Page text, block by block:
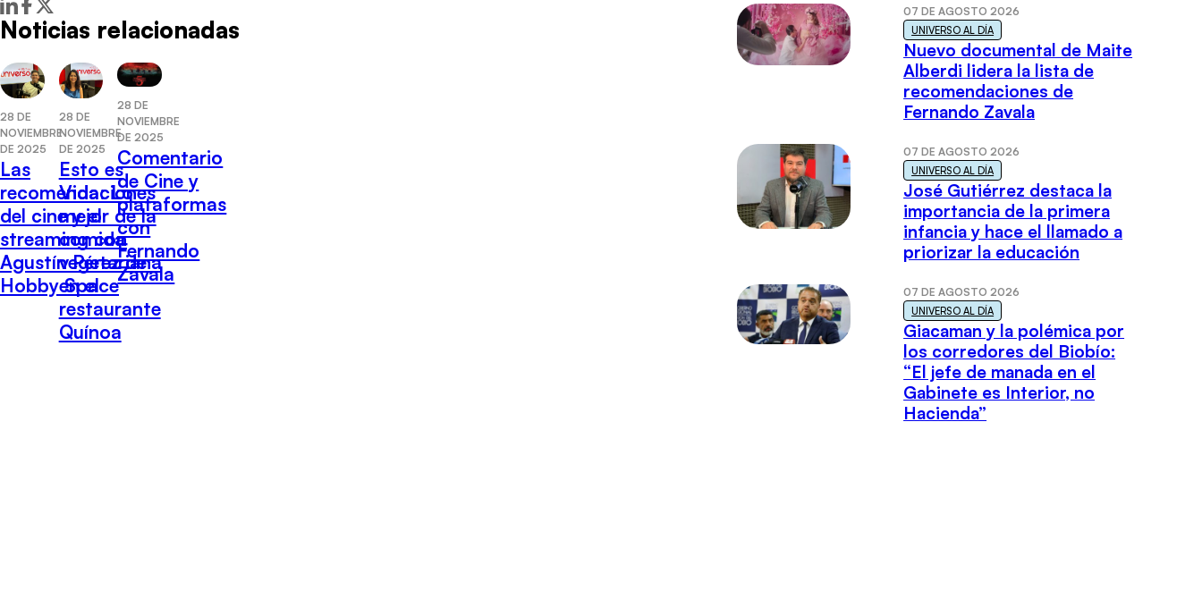
Noticias relacionadas
28 DE
NOVIEMBRE
DE 2025
Las
recomendaciones
del cine y el
streaming con
Agustín Pérez de
Hobby Space
28 DE
NOVIEMBRE
DE 2025
Esto es
Vida: Lo
mejor de la
comida
vegetariana
en el
restaurante
Quínoa
28 DE
NOVIEMBRE
DE 2025
Comentario
de Cine y
plataformas
con
Fernando
Zavala
07 DE AGOSTO 2026
UNIVERSO AL DÍA
Nuevo documental de Maite
Alberdi lidera la lista de
recomendaciones de
Fernando Zavala
07 DE AGOSTO 2026
UNIVERSO AL DÍA
José Gutiérrez destaca la
importancia de la primera
infancia y hace el llamado a
priorizar la educación
07 DE AGOSTO 2026
UNIVERSO AL DÍA
Giacaman y la polémica por
los corredores del Biobío:
“El jefe de manada en el
Gabinete es Interior, no
Hacienda”